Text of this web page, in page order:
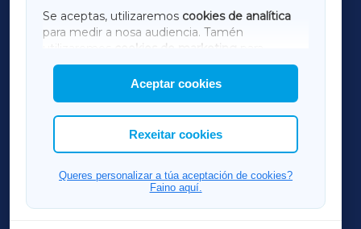
Se aceptas, utilizaremos cookies de analítica
para medir a nosa audiencia. Tamén
utilizaremos
cookies de marketing
mostrar publicidade de terceiros.
Así mesmo, podes personalizar a elección das
cookies que desexas permitir.
Aceptar cookies
Rexeitar cookies
Queres personalizar a túa aceptación de cookies?
Faino aquí.
AMARIÑAXA
RIBEIRASACRAXA
ACORUÑAXA
FERROLXA
OURENSEXA